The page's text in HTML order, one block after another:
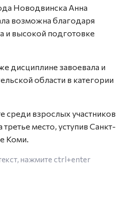
Новодвинска Анна
возможна благодаря
и высокой подготовке
дисциплине завоевала и
области в категории
среди взрослых участников
место, уступив Санкт-
Коми.
нажмите ctrl+enter